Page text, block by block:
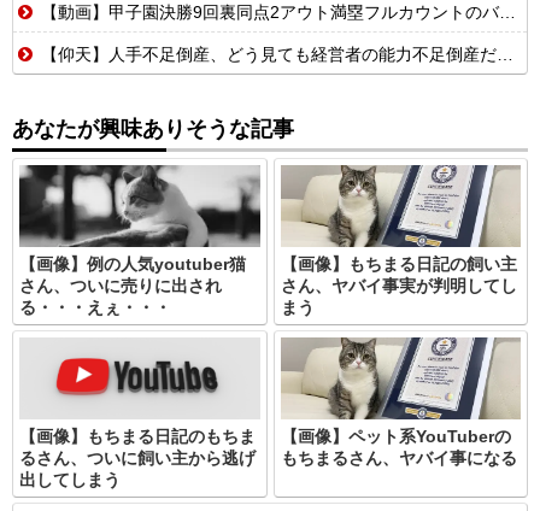
【動画】甲子園決勝9回裏同点2アウト満塁フルカウントのバッターボックスに立てるけど・・・
【仰天】人手不足倒産、どう見ても経営者の能力不足倒産だったwww
あなたが興味ありそうな記事
【画像】例の人気youtuber猫
さん、ついに売りに出され
る・・・えぇ・・・
【画像】もちまる日記の飼い主
さん、ヤバイ事実が判明してし
まう
【画像】もちまる日記のもちま
るさん、ついに飼い主から逃げ
出してしまう
【画像】ペット系YouTuberの
もちまるさん、ヤバイ事になる